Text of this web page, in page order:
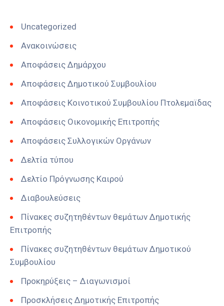
Uncategorized
Ανακοινώσεις
Αποφάσεις Δημάρχου
Αποφάσεις Δημοτικού Συμβουλίου
Αποφάσεις Κοινοτικού Συμβουλίου Πτολεμαϊδας
Αποφάσεις Οικονομικής Επιτροπής
Αποφάσεις Συλλογικών Οργάνων
Δελτία τύπου
Δελτίο Πρόγνωσης Καιρού
Διαβουλεύσεις
Πίνακες συζητηθέντων θεμάτων Δημοτικής
Επιτροπής
Πίνακες συζητηθέντων θεμάτων Δημοτικού
Συμβουλίου
Προκηρύξεις – Διαγωνισμοί
Προσκλήσεις Δημοτικής Επιτροπής